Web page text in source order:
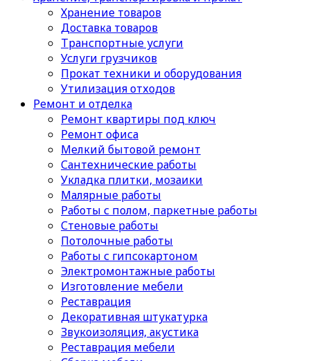
Хранение товаров
Доставка товаров
Транспортные услуги
Услуги грузчиков
Прокат техники и оборудования
Утилизация отходов
Ремонт и отделка
Ремонт квартиры под ключ
Ремонт офиса
Мелкий бытовой ремонт
Сантехнические работы
Укладка плитки, мозаики
Малярные работы
Работы с полом, паркетные работы
Стеновые работы
Потолочные работы
Работы с гипсокартоном
Электромонтажные работы
Изготовление мебели
Реставрация
Декоративная штукатурка
Звукоизоляция, акустика
Реставрация мебели